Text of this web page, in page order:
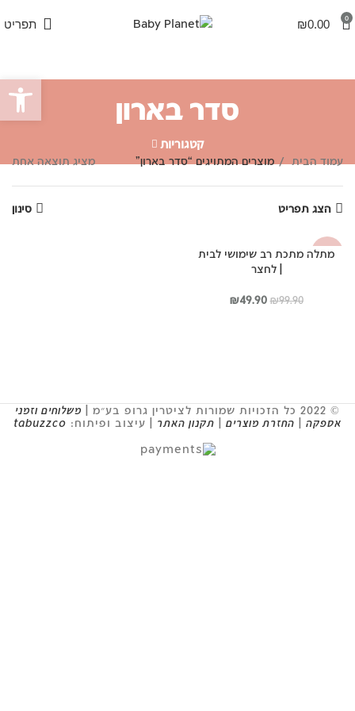
0
₪0.00 תפריט
סדר בארון
קטגוריות
עמוד הבית מוצרים המתויגים “סדר בארון” מציג תוצאה אחת
הצג תפריט סינון
-50%
מתלה מתכת רב שימושי לבית
| לחצר
₪99.90
המחיר₪49.90
המחיר
© 2022 כל הזכויות שמורות לציטרין גרופ בע״מ |
משלוחים וזמני
אספקה
החזרת מוצרים תקנון האתר | עיצוב ופיתוח: tabuzzco
פתח